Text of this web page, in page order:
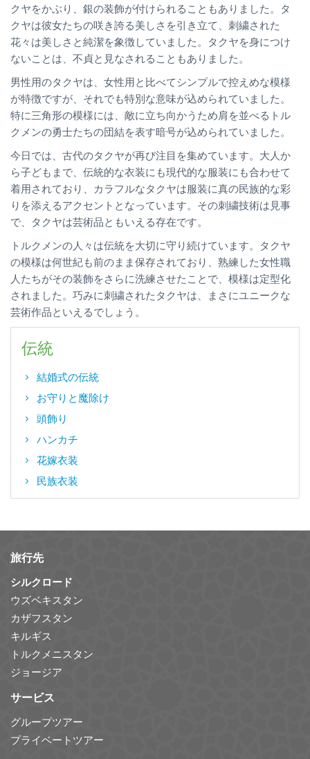
クヤをかぶり、銀の装飾が付けられることもありました。タ
クヤは彼女たちの咲き誇る美しさを引き立て、刺繍された
花々は美しさと純潔を象徴していました。タクヤを身につけ
ないことは、不貞と見なされることもありました。
男性用のタクヤは、女性用と比べてシンプルで控えめな模様
が特徴ですが、それでも特別な意味が込められていました。
特に三角形の模様には、敵に立ち向かうため肩を並べるトル
クメンの勇士たちの団結を表す暗号が込められていました。
今日では、古代のタクヤが再び注目を集めています。大人か
ら子どもまで、伝統的な衣装にも現代的な服装にも合わせて
着用されており、カラフルなタクヤは服装に真の民族的な彩
りを添えるアクセントとなっています。その刺繍技術は見事
で、タクヤは芸術品ともいえる存在です。
トルクメンの人々は伝統を大切に守り続けています。タクヤ
の模様は何世紀も前のまま保存されており、熟練した女性職
人たちがその装飾をさらに洗練させたことで、模様は定型化
されました。巧みに刺繍されたタクヤは、まさにユニークな
芸術作品といえるでしょう。
伝統
結婚式の伝統
お守りと魔除け
頭飾り
ハンカチ
花嫁衣装
民族衣装
旅行先
シルクロード
ウズベキスタン
カザフスタン
キルギス
トルクメニスタン
ジョージア
サービス
グループツアー
プライベートツアー